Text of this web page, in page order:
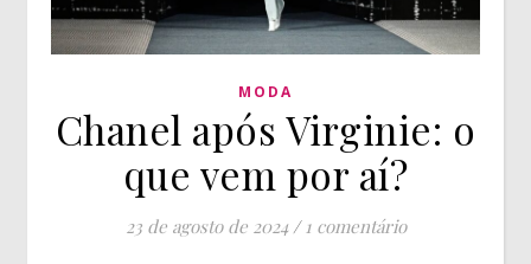
MODA
Chanel após Virginie: o
que vem por aí?
23 de agosto de 2024 / 1 comentário